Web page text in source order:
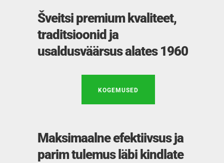
Šveitsi premium kvaliteet,
traditsioonid ja
usaldusväärsus alates 1960
KOGEMUSED
Maksimaalne efektiivsus ja
parim tulemus läbi kindlate